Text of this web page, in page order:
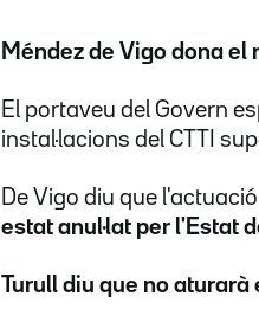
Méndez de Vigo dona
El portaveu del Govern
instal·lacions del CTTI
De Vigo diu que
estat anul·lat per l'Estat
Turull diu que no aturarà